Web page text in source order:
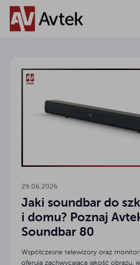
29.06.2026
Jaki soundbar do
i domu? Poznaj
Soundbar 80
Współczesne telewizory oraz
oferują zachwycającą jakość obrazu,